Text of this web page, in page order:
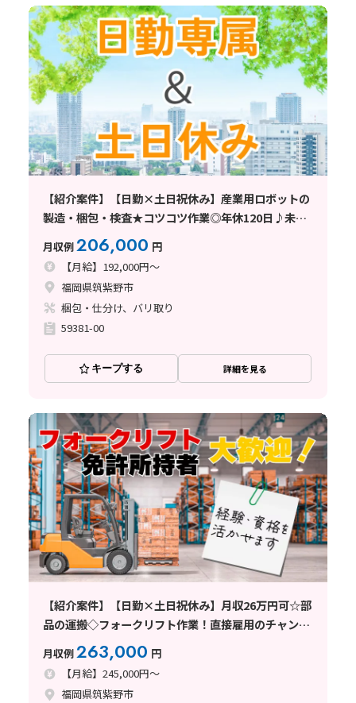
【紹介案件】【日勤×土日祝休み】産業用ロボットの
製造・梱包・検査★コツコツ作業◎年休120日♪未経
験OK！
月収例206,000 円
【月給】192,000円～
福岡県筑紫野市
梱包・仕分け、バリ取り
59381-00
キープする 詳細を見る
【紹介案件】【日勤×土日祝休み】月収26万円可☆部
品の運搬◇フォークリフト作業！直接雇用のチャンス
月収例263,000 円
【月給】245,000円～
福岡県筑紫野市